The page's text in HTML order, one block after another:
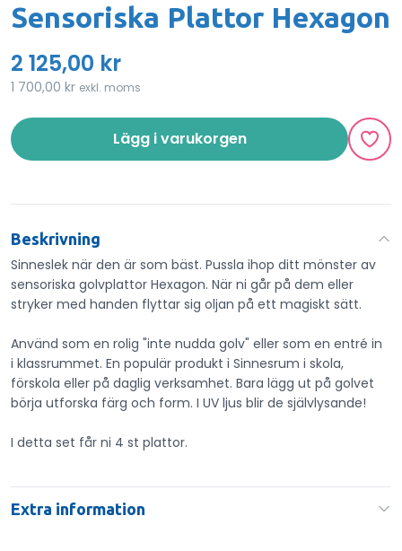
Sensoriska Plattor Hexagon
2 125,00 kr
1 700,00 kr exkl. moms
Lägg i varukorgen
Beskrivning
Sinneslek när den är som bäst. Pussla ihop ditt mönster av
sensoriska golvplattor Hexagon. När ni går på dem eller
stryker med handen flyttar sig oljan på ett magiskt sätt.
Använd som en rolig "inte nudda golv" eller som en entré in
i klassrummet. En populär produkt i Sinnesrum i skola,
förskola eller på daglig verksamhet. Bara lägg ut på golvet
börja utforska färg och form. I UV ljus blir de självlysande!
I detta set får ni 4 st plattor.
Extra information